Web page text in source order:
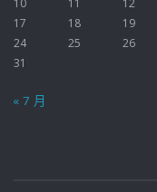
10
11 12
17
18 19
24
25 26
31
« 7 月